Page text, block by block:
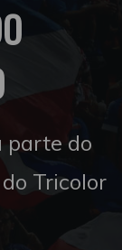
parte do
Tricolor